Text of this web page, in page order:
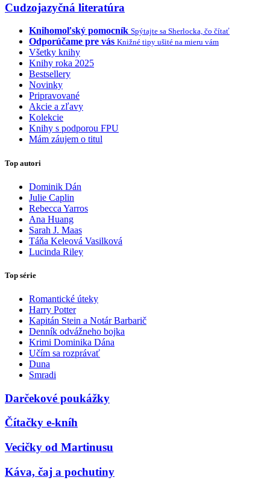
Cudzojazyčná literatúra
Knihomoľský pomocník Spýtajte sa Sherlocka, čo čítať
Odporúčame pre vás Knižné tipy ušité na mieru vám
Všetky knihy
Knihy roka 2025
Bestsellery
Novinky
Pripravované
Akcie a zľavy
Kolekcie
Knihy s podporou FPU
Mám záujem o titul
Top autori
Dominik Dán
Julie Caplin
Rebecca Yarros
Ana Huang
Sarah J. Maas
Táňa Keleová Vasilková
Lucinda Riley
Top série
Romantické úteky
Harry Potter
Kapitán Stein a Notár Barbarič
Denník odvážneho bojka
Krimi Dominika Dána
Učím sa rozprávať
Duna
Smradi
Darčekové poukážky
Čítačky e-kníh
Vecičky od Martinusu
Káva, čaj a pochutiny